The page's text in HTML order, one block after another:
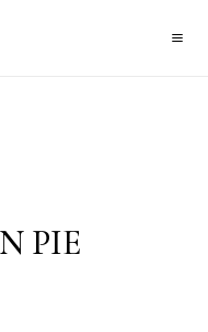
PIE